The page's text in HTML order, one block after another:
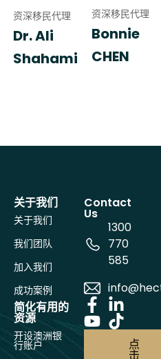
资深移民代理
Dr. Ali
Shahami
资深移民代理
Bonnie
CHEN
关于我们
关于我们
我们团队
加入我们
成功案例
简化有用的
资源
开设澳洲银
行账户
Contact
Us
1300
770
585
点
击